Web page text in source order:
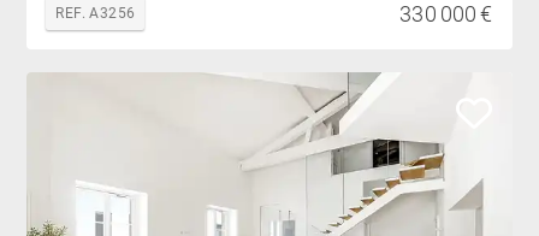
REF. A3256 330 000 €